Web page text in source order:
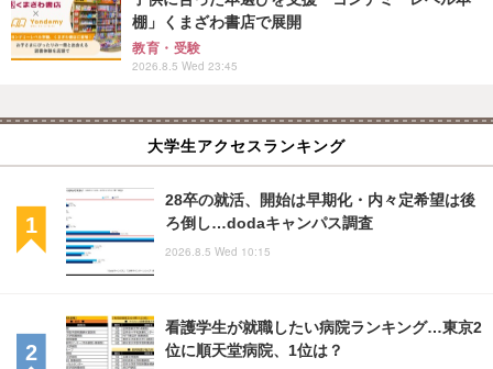
棚」くまざわ書店で展開
教育・受験
2026.8.5 Wed 23:45
大学生アクセスランキング
28卒の就活、開始は早期化・内々定希望は後
ろ倒し…dodaキャンパス調査
2026.8.5 Wed 10:15
看護学生が就職したい病院ランキング…東京2
位に順天堂病院、1位は？